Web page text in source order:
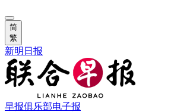
简
繁
新明日报
早报俱乐部电子报